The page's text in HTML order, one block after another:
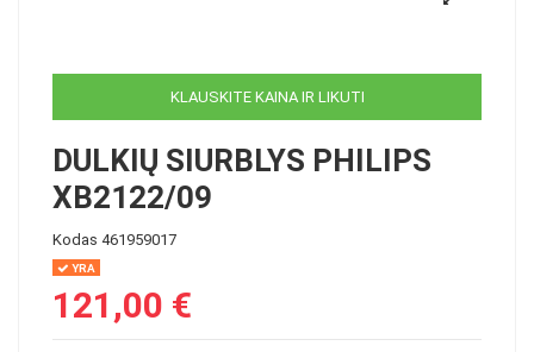
KLAUSKITE KAINA IR LIKUTI
DULKIŲ SIURBLYS PHILIPS
XB2122/09
Kodas 461959017
YRA
121,00 €